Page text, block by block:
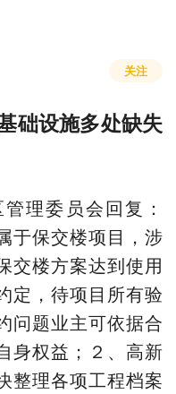
关注
础设施多处缺失
理委员会回复：
于保交楼项目，涉
交楼方案达到使用
定，待项目所有验
问题业主可依据合
身权益；２、高新
整理各项工程档案